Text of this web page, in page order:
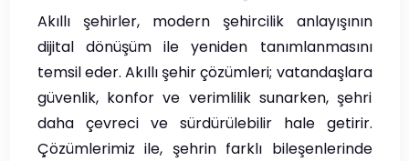
Akıllı şehirler, modern şehircilik anlayışının
dijital dönüşüm ile yeniden tanımlanmasını
temsil eder. Akıllı şehir çözümleri; vatandaşlara
güvenlik, konfor ve verimlilik sunarken, şehri
daha çevreci ve sürdürülebilir hale getirir.
Çözümlerimiz ile, şehrin farklı bileşenlerinde